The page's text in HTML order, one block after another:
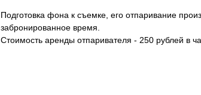
Подготовка фона к съемке, его отпаривание
забронированное время.
Стоимость аренды отпаривателя - 250 рублей в